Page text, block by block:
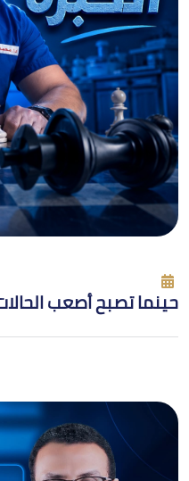
حينما تصبح أصعب